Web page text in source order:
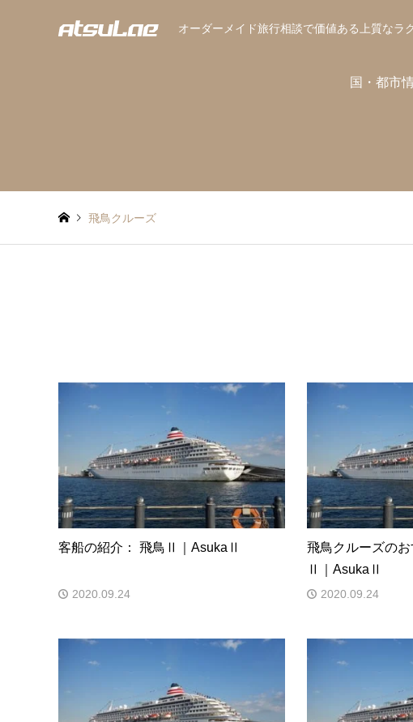
オーダーメイド旅行相談で価値ある上質なラ
国・都市
飛鳥クルーズ
客船の紹介： 飛鳥Ⅱ｜AsukaⅡ
2020.09.24
飛鳥クルーズの
Ⅱ｜AsukaⅡ
2020.09.24